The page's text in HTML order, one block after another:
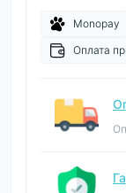
Monopay
Оплата